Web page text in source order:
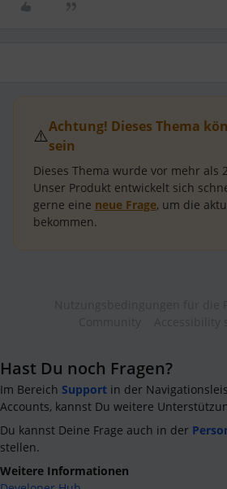
⚠️Achtung! Dieses Thema
sein
Dieses Thema wurde vor mehr als
Unser Produkt entwickelt sich
gerne eine neue Frage, um die
bekommen.
Hast Du noch Fragen?
Im Bereich Support in der
Accounts, kannst Du weitere
Du kannst Deine Frage auch in der
stellen.
Weitere Informationen